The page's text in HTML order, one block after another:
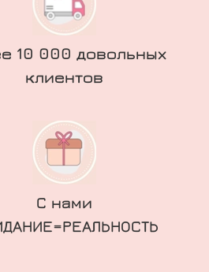
10 000 довольных
клиентов
С нами